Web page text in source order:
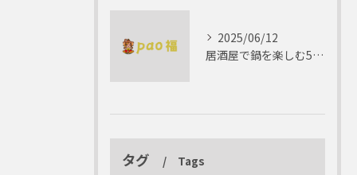
2025/06/12
居酒屋で鍋を楽しむ5つの理由 ゆったりとした時間を
タグ Tags